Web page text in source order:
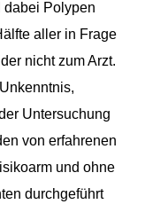
dabei Polypen
aller in Frage
nicht zum Arzt.
Untersuchung
von erfahrenen
und ohne
durchgeführt